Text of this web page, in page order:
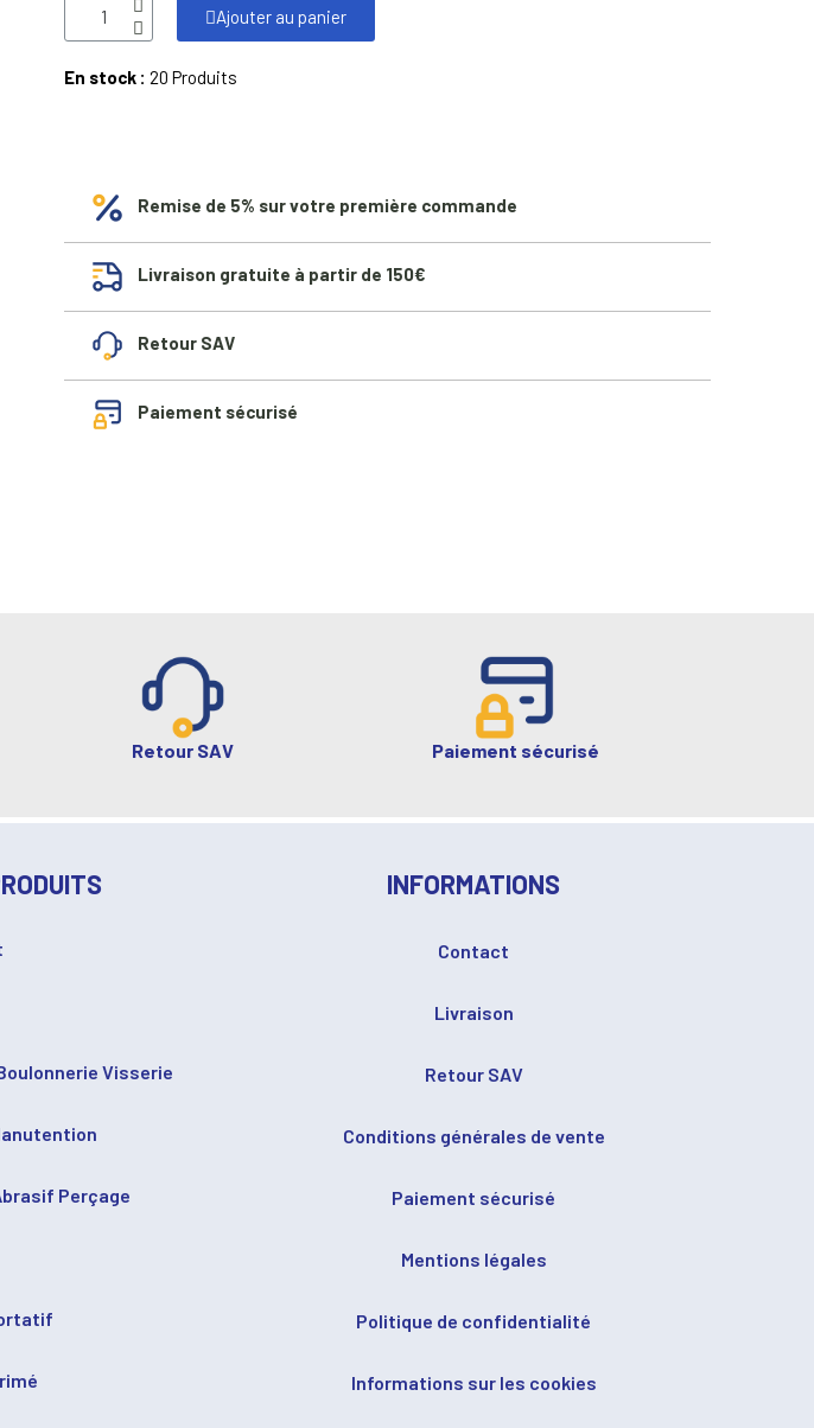
Ajouter au panier
En stock : 20 Produits
Remise de 5% sur votre première commande
Livraison gratuite à partir de 150€
Retour SAV
Paiement sécurisé
Retour SAV Paiement sécurisé
Visserie
Perçage
INFORMATIONS
Contact
Livraison
Retour SAV
Conditions générales de vente
Paiement sécurisé
Mentions légales
Politique de confidentialité
Informations sur les cookies